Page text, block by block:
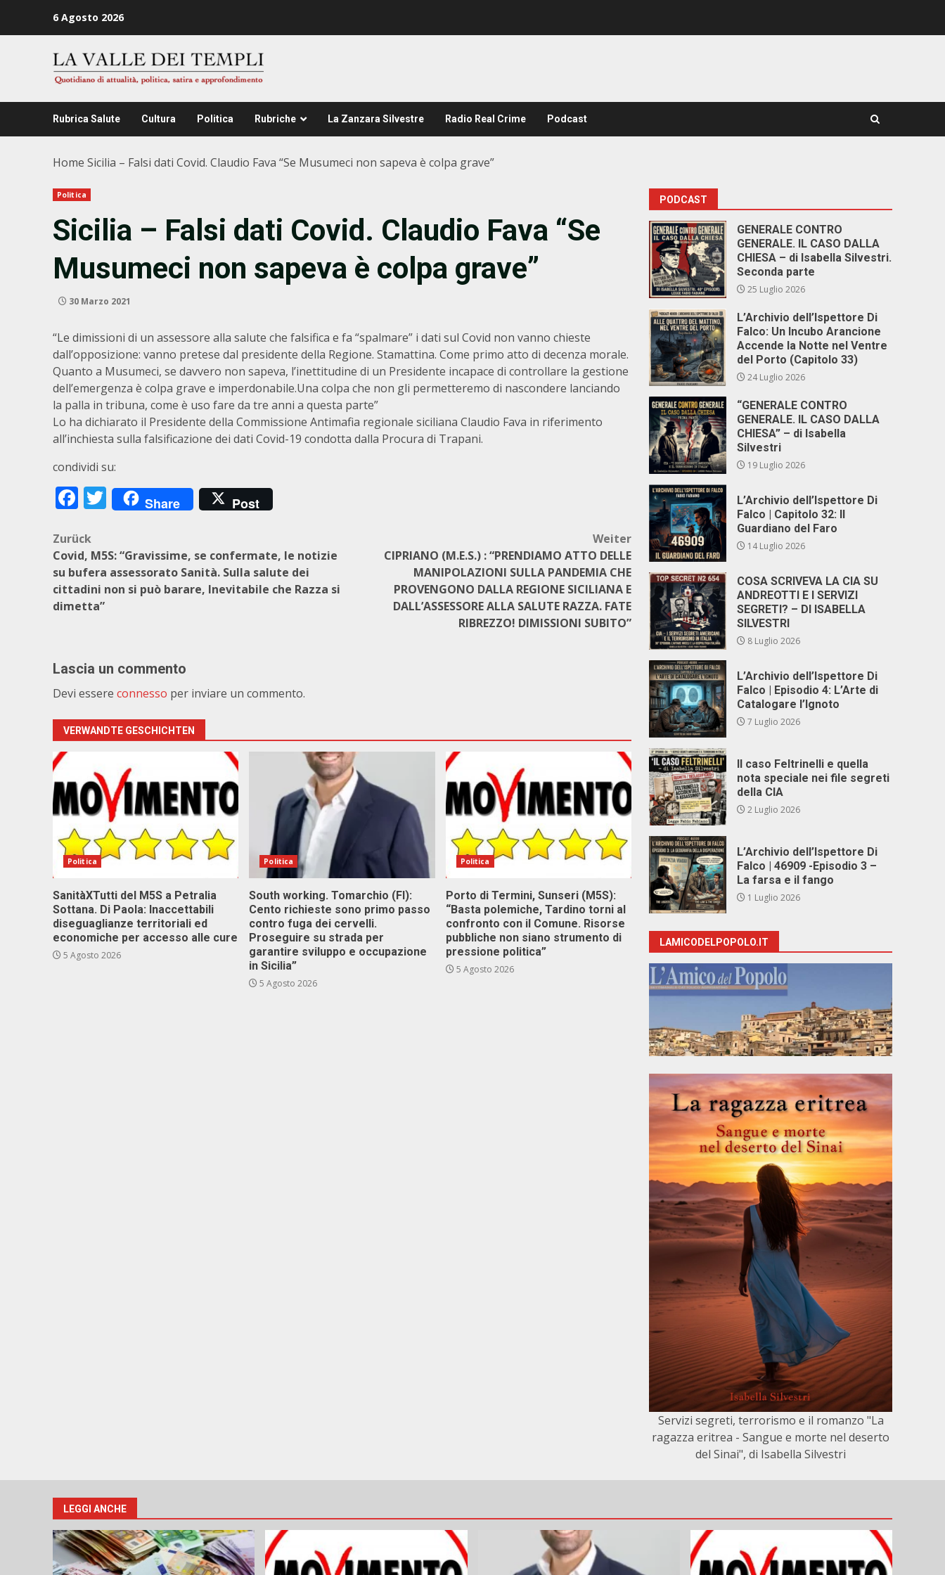
6 Agosto 2026
Rubrica Salute Cultura Politica Rubriche La Zanzara Silvestre Radio Real Crime Podcast
Home Sicilia – Falsi dati Covid. Claudio Fava “Se Musumeci non sapeva è colpa grave”
Politica
Sicilia – Falsi dati Covid. Claudio Fava “Se
Musumeci non sapeva è colpa grave”
30 Marzo 2021
“Le dimissioni di un assessore alla salute che falsifica e fa “spalmare” i dati sul Covid non vanno chieste
dall’opposizione: vanno pretese dal presidente della Regione. Stamattina. Come primo atto di decenza morale.
Quanto a Musumeci, se davvero non sapeva, l’inettitudine di un Presidente incapace di controllare la gestione
dell’emergenza è colpa grave e imperdonabile.Una colpa che non gli permetteremo di nascondere lanciando
la palla in tribuna, come è uso fare da tre anni a questa parte”
Lo ha dichiarato il Presidente della Commissione Antimafia regionale siciliana Claudio Fava in riferimento
all’inchiesta sulla falsificazione dei dati Covid-19 condotta dalla Procura di Trapani.
condividi su:
Facebook
Twitter
Share Post
Beitragsnavigation
Zurück
Covid, M5S: “Gravissime, se confermate, le notizie
su bufera assessorato Sanità. Sulla salute dei
cittadini non si può barare, Inevitabile che Razza si
dimetta”
Weiter
CIPRIANO (M.E.S.) : “PRENDIAMO ATTO DELLE
MANIPOLAZIONI SULLA PANDEMIA CHE
PROVENGONO DALLA REGIONE SICILIANA E
DALL’ASSESSORE ALLA SALUTE RAZZA. FATE
RIBREZZO! DIMISSIONI SUBITO”
Lascia un commento
Devi essere connesso per inviare un commento.
VERWANDTE GESCHICHTEN
Politica
SanitàXTutti del M5S a Petralia
Sottana. Di Paola: Inaccettabili
diseguaglianze territoriali ed
economiche per accesso alle cure
5 Agosto 2026
Politica
South working. Tomarchio (FI):
Cento richieste sono primo passo
contro fuga dei cervelli.
Proseguire su strada per
garantire sviluppo e occupazione
in Sicilia”
5 Agosto 2026
Politica
Porto di Termini, Sunseri (M5S):
“Basta polemiche, Tardino torni al
confronto con il Comune. Risorse
pubbliche non siano strumento di
pressione politica”
5 Agosto 2026
PODCAST
GENERALE CONTRO
GENERALE. IL CASO DALLA
CHIESA – di Isabella Silvestri.
Seconda parte
25 Luglio 2026
L’Archivio dell’Ispettore Di
Falco: Un Incubo Arancione
Accende la Notte nel Ventre
del Porto (Capitolo 33)
24 Luglio 2026
“GENERALE CONTRO
GENERALE. IL CASO DALLA
CHIESA” – di Isabella
Silvestri
19 Luglio 2026
L’Archivio dell’Ispettore Di
Falco | Capitolo 32: Il
Guardiano del Faro
14 Luglio 2026
COSA SCRIVEVA LA CIA SU
ANDREOTTI E I SERVIZI
SEGRETI? – DI ISABELLA
SILVESTRI
8 Luglio 2026
L’Archivio dell’Ispettore Di
Falco | Episodio 4: L’Arte di
Catalogare l’Ignoto
7 Luglio 2026
Il caso Feltrinelli e quella
nota speciale nei file segreti
della CIA
2 Luglio 2026
L’Archivio dell’Ispettore Di
Falco | 46909 -Episodio 3 –
La farsa e il fango
1 Luglio 2026
LAMICODELPOPOLO.IT
Servizi segreti, terrorismo e il romanzo "La
ragazza eritrea - Sangue e morte nel deserto
del Sinai", di Isabella Silvestri
LEGGI ANCHE